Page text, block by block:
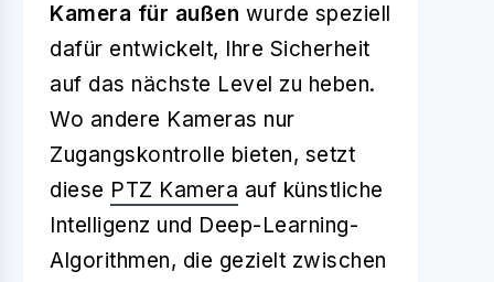
Kamera für außen wurde speziell
dafür entwickelt, Ihre Sicherheit
auf das nächste Level zu heben.
Wo andere Kameras nur
Zugangskontrolle bieten, setzt
diese PTZ Kamera auf künstliche
Intelligenz und Deep-Learning-
Algorithmen, die gezielt zwischen